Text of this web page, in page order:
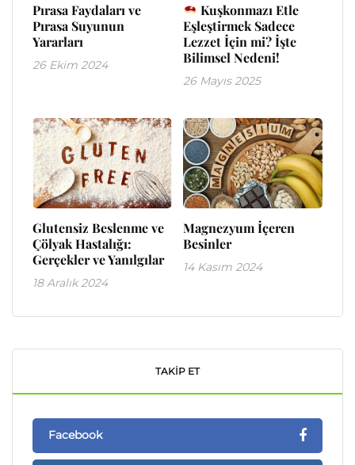
Pırasa Faydaları ve
Pırasa Suyunun
Yararları
26 Ekim 2024
Kuşkonmazı Etle
Eşleştirmek Sadece
Lezzet İçin mi? İşte
Bilimsel Nedeni!
26 Mayıs 2025
Glutensiz Beslenme ve
Çölyak Hastalığı:
Gerçekler ve Yanılgılar
18 Aralık 2024
Magnezyum İçeren
Besinler
14 Kasım 2024
TAKIP ET
Facebook